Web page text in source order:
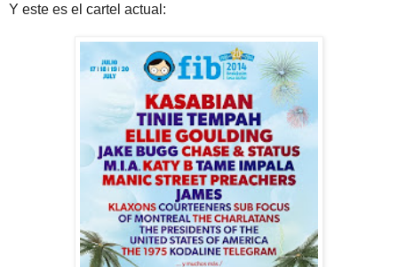
Y este es el cartel actual: